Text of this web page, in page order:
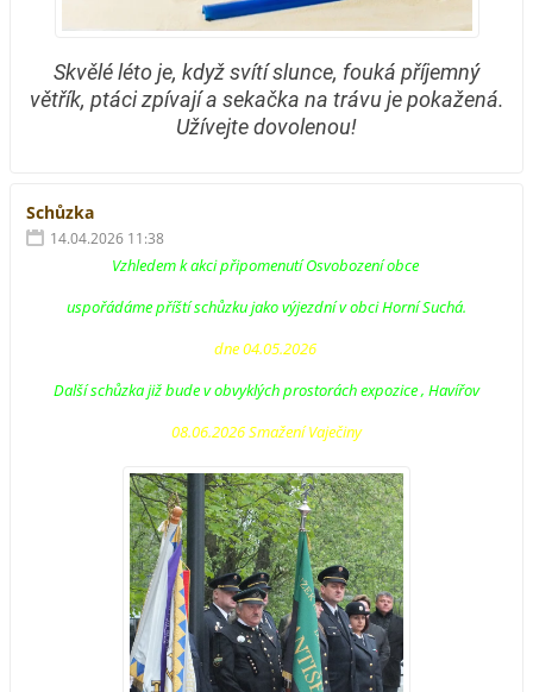
Skvělé léto je, když svítí slunce, fouká příjemný
větřík, ptáci zpívají a sekačka na trávu je pokažená.
Užívejte dovolenou!
Schůzka
14.04.2026 11:38
Vzhledem k akci připomenutí Osvobození obce
uspořádáme příští schůzku jako výjezdní v obci Horní Suchá.
dne 04.05.2026
Další schůzka již bude v obvyklých prostorách expozice , Havířov
08.06.2026 Smažení Vaječiny